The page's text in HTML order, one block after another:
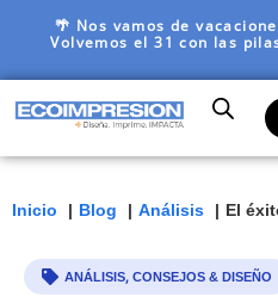
🌴 Nos vamos de
Volvemos el 31 con las
Inicio Blog Análisis El
ANÁLISIS, CONSEJOS & DISEÑO